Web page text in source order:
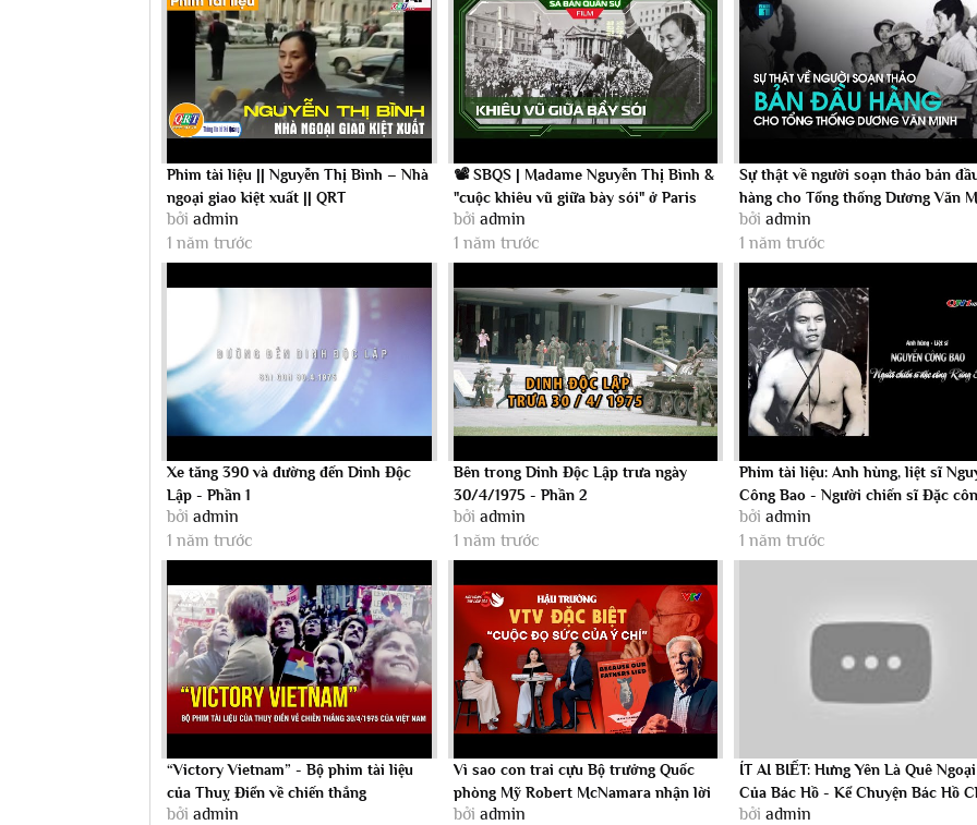
Phim tài liệu || Nguyễn Thị Bình – Nhà
ngoại giao kiệt xuất || QRT
bởi admin
1 năm trước
📽 SBQS | Madame Nguyễn Thị Bình &
"cuộc khiêu vũ giữa bày sói" ở Paris
bởi admin
1 năm trước
Sự thật về người soạn thảo bản
hàng cho Tổng thống Dương Văn
trưa...
bởiadmin
1 năm trước
Xe tăng 390 và đường đến Dinh Độc
Lập - Phần 1
bởi admin
1 năm trước
Bên trong Dinh Độc Lập trưa ngày
30/4/1975 - Phần 2
bởi admin
1 năm trước
Phim tài liệu: Anh hùng, liệt sĩ
Công Bao - Người chiến sĩ Đặc
bởiadmin
1 năm trước
“Victory Vietnam” - Bộ phim tài liệu
của Thuỵ Điển về chiến thắng
30/4/1975...
bởi admin
Vì sao con trai cựu Bộ trưởng Quốc
phòng Mỹ Robert McNamara nhận lời
tham...
bởi admin
ÍT AI BIẾT: Hưng Yên Là Quê Ngoại
Của Bác Hồ - Kể Chuyện Bác Hồ
Mừng...
bởiadmin